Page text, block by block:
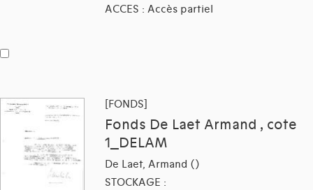
ACCES : Accès partiel
[FONDS]
Fonds De Laet Armand , cote
1_DELAM
De Laet, Armand ()
STOCKAGE :